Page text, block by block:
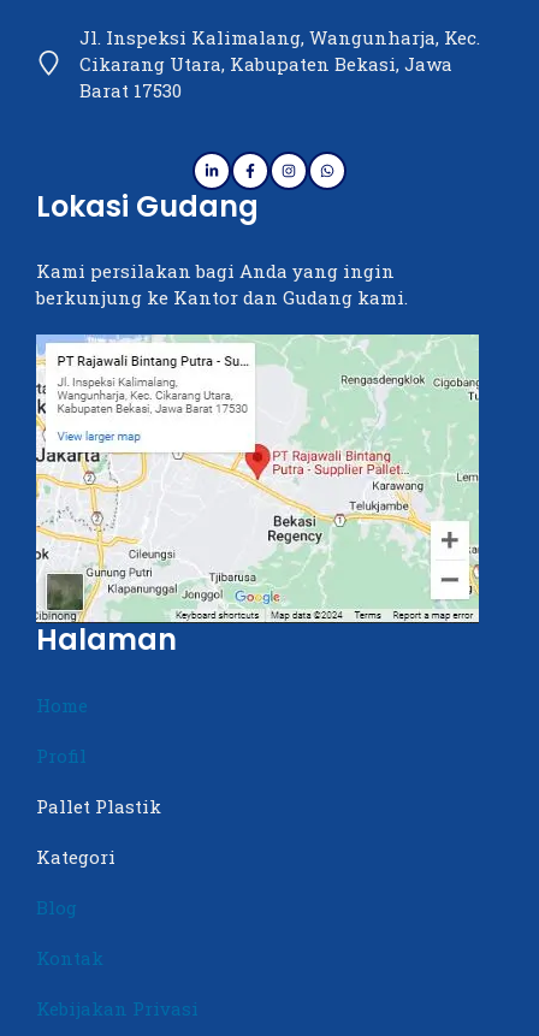
Jl. Inspeksi Kalimalang, Wangunharja, Kec.
Cikarang Utara, Kabupaten Bekasi, Jawa
Barat 17530
Lokasi Gudang
Kami persilakan bagi Anda yang ingin
berkunjung ke Kantor dan Gudang kami.
Halaman
Home
Profil
Pallet Plastik
Kategori
Blog
Kontak
Kebijakan Privasi